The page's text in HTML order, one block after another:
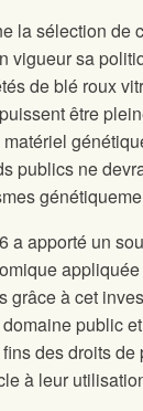
la sélection de
vigueur sa
de blé roux
être
publics ne
a apporté un
grâce à cet
public
des droits
à leur